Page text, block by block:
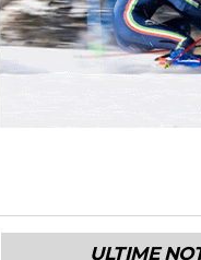
ULTIME